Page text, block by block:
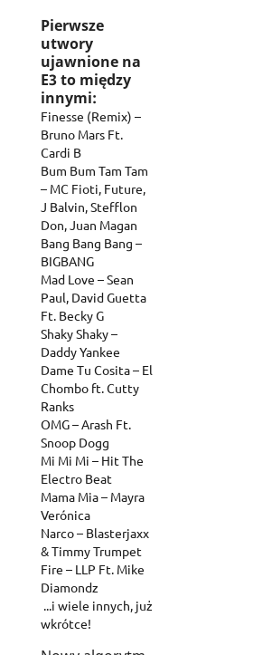
Pierwsze
utwory
ujawnione na
E3 to między
innymi:
Finesse (Remix) –
Bruno Mars Ft.
Cardi B
Bum Bum Tam Tam
– MC Fioti, Future,
J Balvin, Stefflon
Don, Juan Magan
Bang Bang Bang –
BIGBANG
Mad Love – Sean
Paul, David Guetta
Ft. Becky G
Shaky Shaky –
Daddy Yankee
Dame Tu Cosita – El
Chombo ft. Cutty
Ranks
OMG – Arash Ft.
Snoop Dogg
Mi Mi Mi – Hit The
Electro Beat
Mama Mia – Mayra
Verónica
Narco – Blasterjaxx
& Timmy Trumpet
Fire – LLP Ft. Mike
Diamondz
...i wiele innych, już
wkrótce!